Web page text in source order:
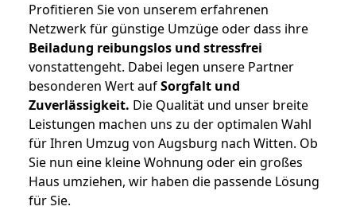
Profitieren Sie von unserem erfahrenen
Netzwerk für günstige Umzüge oder dass ihre
Beiladung reibungslos und stressfrei
vonstattengeht. Dabei legen unsere Partner
besonderen Wert aufSorgfalt und
Zuverlässigkeit. Die Qualität und unser breite
Leistungen machen uns zu der optimalen Wahl
für Ihren Umzug von Augsburg nach Witten. Ob
Sie nun eine kleine Wohnung oder ein großes
Haus umziehen, wir haben die passende Lösung
für Sie.